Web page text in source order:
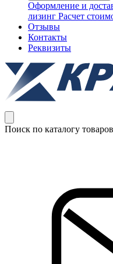
Оформление и
лизинг Расчет
Отзывы
Контакты
Реквизиты
Поиск по каталогу товаров